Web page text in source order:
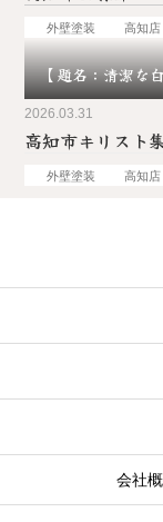
外壁塗装 高知店
【題名：清潔な
2026.03.31
高知市キリスト
外壁塗装 高知店
会社